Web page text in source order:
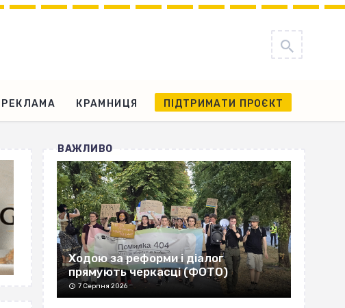
РЕКЛАМА КРАМНИЦЯ ПІДТРИМАТИ ПРОЄКТ
ВАЖЛИВО
Ходою за реформи і діалог
прямують черкасці (ФОТО)
7 Серпня 2026